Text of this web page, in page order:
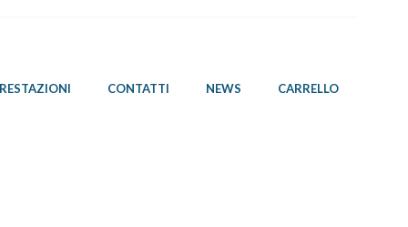
CONTATTI NEWS CARRELLO